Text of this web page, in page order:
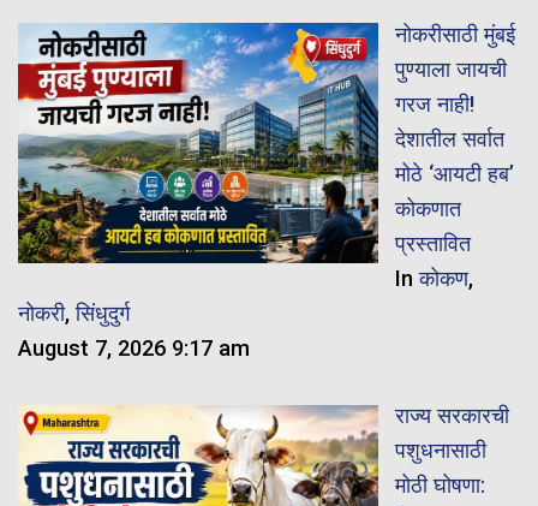
नोकरीसाठी मुंबई
पुण्याला जायची
गरज नाही!
देशातील सर्वात
मोठे ‘आयटी हब’
कोकणात
प्रस्तावित
Inकोकण,
नोकरी,सिंधुदुर्ग
August 7, 2026 9:17 am
राज्य सरकारची
पशुधनासाठी
मोठी घोषणा: